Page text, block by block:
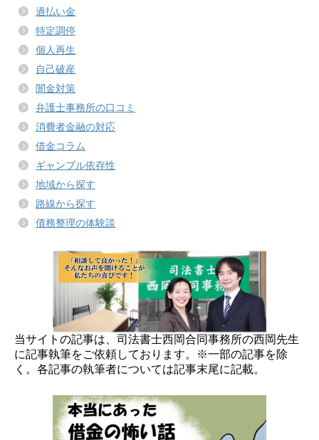
過払い金
特定調停
個人再生
自己破産
闇金対策
弁護士事務所の口コミ
消費者金融の対応
借金コラム
ギャンブル依存性
地域から探す
路線から探す
債務整理の体験談
当サイトの記事は、司法書士西岡合同事務所の西岡先生
に記事執筆をご依頼しております。※一部の記事を除
く。各記事の執筆者については記事末尾に記載。